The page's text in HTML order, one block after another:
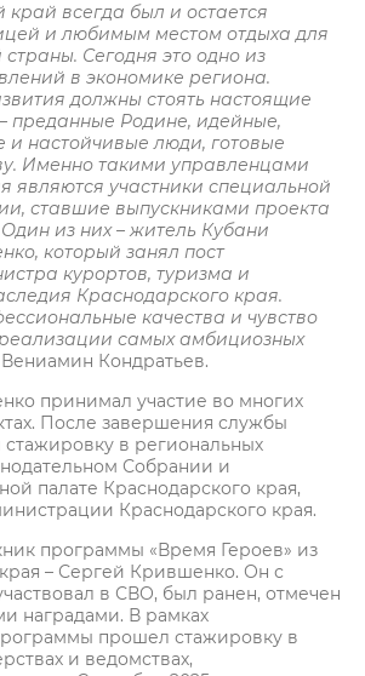
край всегда был и остается
и любимым местом отдыха для
страны. Сегодня это одно из
в экономике региона.
должны стоять настоящие
преданные Родине, идейные,
настойчивые люди, готовые
Именно такими управленцами
являются участники специальной
ставшие выпускниками проекта
из них – житель Кубани
который занял пост
курортов, туризма и
Краснодарского края.
качества и чувство
самых амбициозных
Кондратьев.
принимал участие во многих
После завершения службы
в региональных
Собрании и
палате Краснодарского края,
Краснодарского края.
программы «Время Героев» из
– Сергей Крившенко. Он с
в СВО, был ранен, отмечен
наградами. В рамках
прошел стажировку в
и ведомствах,